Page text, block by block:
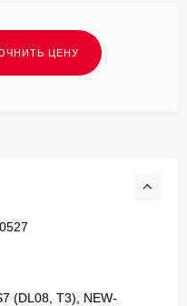
(DL08, T3), NEW-